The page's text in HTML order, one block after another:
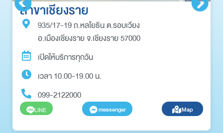
สาขาเชียงราย
935/17-19 ถ.หลโยธิน ต.รอบเวียง
อ.เมืองเชียงราย จ.เชียงราย 57000
เปิดให้บริการทุกวัน
เวลา 10.00-19.00 น.
099-2122000
LINE messenger Map